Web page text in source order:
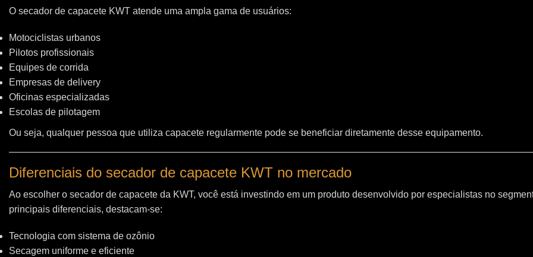
O secador de capacete KWT atende uma ampla gama de usuários:
Motociclistas urbanos
Pilotos profissionais
Equipes de corrida
Empresas de delivery
Oficinas especializadas
Escolas de pilotagem
Ou seja, qualquer pessoa que utiliza capacete regularmente pode se beneficiar diretamente desse equipamento.
Diferenciais do secador de capacete KWT no mercado
Ao escolher o secador de capacete da KWT, você está investindo em um produto desenvolvido por especialistas no
principais diferenciais, destacam-se:
Tecnologia com sistema de ozônio
Secagem uniforme e eficiente